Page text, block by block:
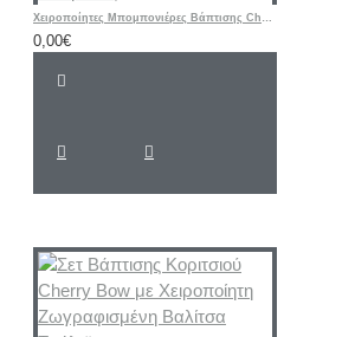
Χειροποίητες Μπομπονιέρες Βάπτισης Cherry – Υφασμάτινα Πορτοφολάκια με Αρχικό Ονόματος
0,00€